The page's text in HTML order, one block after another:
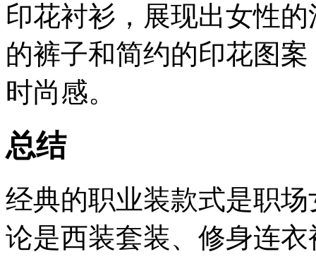
印花衬衫，展现出女性
的裤子和简约的印花图
时尚感。
总结
经典的职业装款式是职
论是西装套装、修身连